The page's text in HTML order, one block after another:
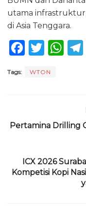
utama
di Asia Tenggara.
F
c
o
k
T
it
W
p
Tags: WTON
Pertamina Drilling
ICX 2026
Kompetisi Kopi